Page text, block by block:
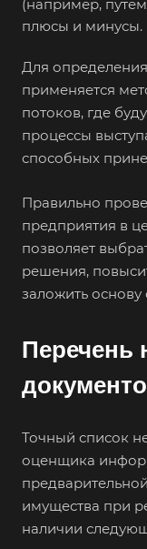
(например,
плюсы и минусы.
Для
применяется
потоков, где
процессы
способных
Правильно
предприятия в
позволяет
решения,
заложить основу
Перечень
Точный список
оценщика
имущества при
наличии
Например:
Абакан
Абдулино
Аксай
Алушта
Ангарск
Анжеро-
Арамиль
Арзамас
Архангельск